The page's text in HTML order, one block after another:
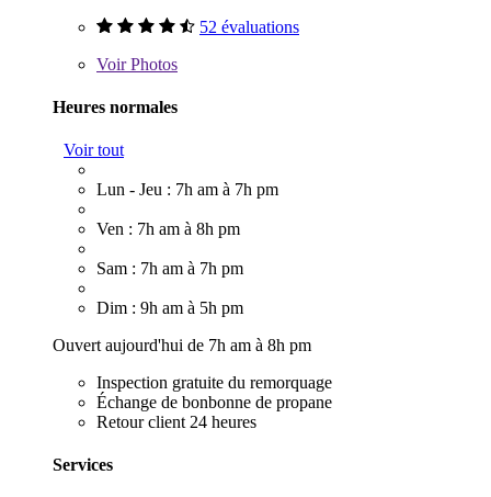
52 évaluations
VoirPhotos
Heures normales
Voir tout
Lun - Jeu : 7h am à 7h pm
Ven : 7h am à 8h pm
Sam : 7h am à 7h pm
Dim : 9h am à 5h pm
Ouvert aujourd'hui de 7h am à 8h pm
Inspection gratuite du remorquage
Échange de bonbonne de propane
Retour client 24 heures
Services